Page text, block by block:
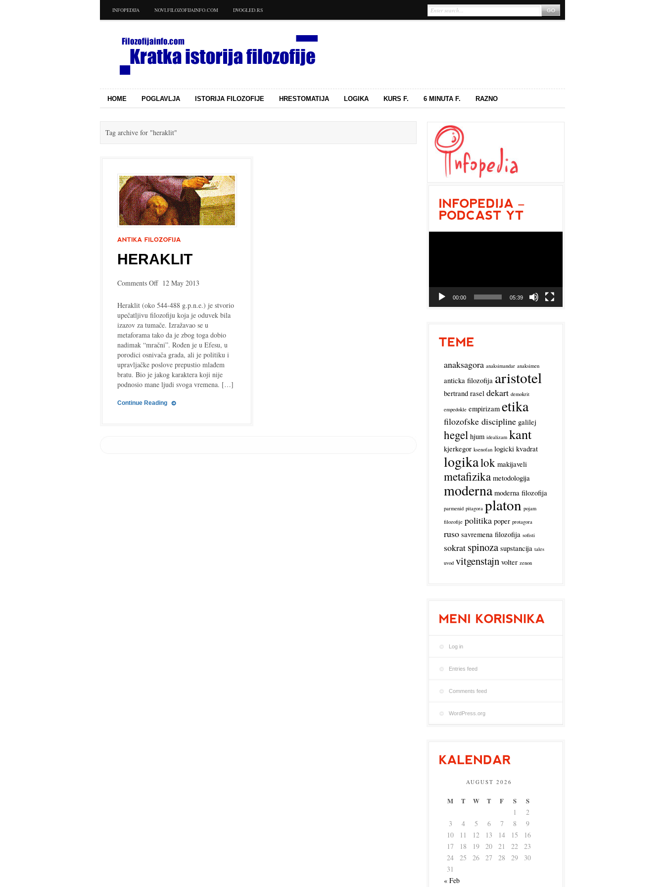
INFOPEDIJA NOVI.FILOZOFIJAINFO.COM DVOGLED.RS
HOME POGLAVLJA ISTORIJA FILOZOFIJE HRESTOMATIJA LOGIKA KURS F. 6 MINUTA F. RAZNO
Tag archive for "heraklit"
HERAKLIT
Comments Offon12 May 2013
Heraklit (oko 544-488 g.p.n.e.) je stvorio
upečatljivu filozofiju koja je oduvek bila
izazov za tumače. Izražavao se u
metaforama tako da je zbog toga dobio
nadimak “mračni”. Rođen je u Efesu, u
porodici osnivača grada, ali je politiku i
upravljačke poslove prepustio mlađem
bratu. Bio je jakog karaktera koji nije
podnosio mane ljudi svoga vremena. […]
Continue Reading
00:00 05:39
anaksagora anaksimandar anaksimen
anticka filozofija aristotel
bertrand rasel dekart demokrit
empedokle empirizam etika
filozofske discipline galilej
hegel hjum idealizam kant
kjerkegor ksenofan logicki kvadrat
logikalok makijaveli
metafizika metodologija
moderna moderna filozofija
parmenid pitagora platon pojam
filozofije politika poper protagora
ruso savremena filozofija sofisti
sokrat spinoza supstancija tales
uvod vitgenstajn volter zenon
Log in
Entries feed
Comments feed
WordPress.org
AUGUST 2026
M T W T F S S
1
2
3
4 5 6 7 8
9
10
11 12 13 14 15
16
17
18 19 20 21 22
23
24
25 26 27 28 29
30
31
« Feb